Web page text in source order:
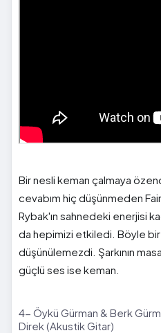
Bir nesli keman çalmaya
cevabım hiç düşünmeden
Rybak'ın sahnedeki enerjisi
da hepimizi etkiledi. Böyle
düşünülemezdi. Şarkının
güçlü ses ise keman.
4- Öykü Gürman & Berk
Direk (Akustik Gitar)